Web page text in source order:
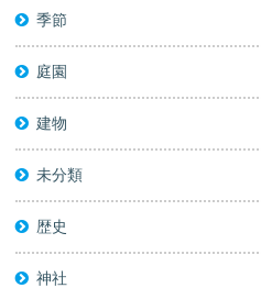
季節
庭園
建物
未分類
歴史
神社